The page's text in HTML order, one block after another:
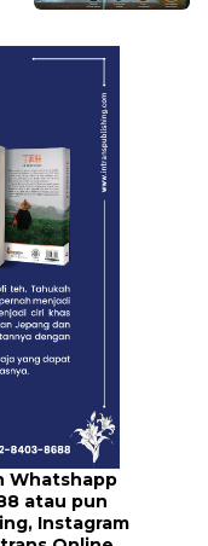
Whatshapp
atau pun
, Instagram